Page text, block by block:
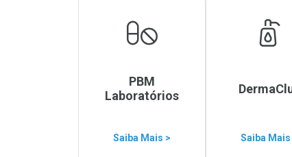
PBM
Laboratórios
Saiba Mais > Saiba Mais